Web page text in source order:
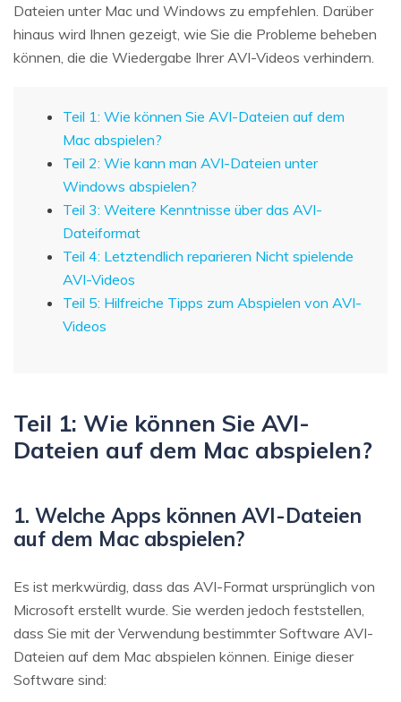
Dateien unter Mac und Windows zu empfehlen. Darüber
hinaus wird Ihnen gezeigt, wie Sie die Probleme beheben
können, die die Wiedergabe Ihrer AVI-Videos verhindern.
Teil 1: Wie können Sie AVI-Dateien auf dem
Mac abspielen?
Teil 2: Wie kann man AVI-Dateien unter
Windows abspielen?
Teil 3: Weitere Kenntnisse über das AVI-
Dateiformat
Teil 4: Letztendlich reparieren Nicht spielende
AVI-Videos
Teil 5: Hilfreiche Tipps zum Abspielen von AVI-
Videos
Teil 1: Wie können Sie AVI-
Dateien auf dem Mac abspielen?
1. Welche Apps können AVI-Dateien
auf dem Mac abspielen?
Es ist merkwürdig, dass das AVI-Format ursprünglich von
Microsoft erstellt wurde. Sie werden jedoch feststellen,
dass Sie mit der Verwendung bestimmter Software AVI-
Dateien auf dem Mac abspielen können. Einige dieser
Software sind: